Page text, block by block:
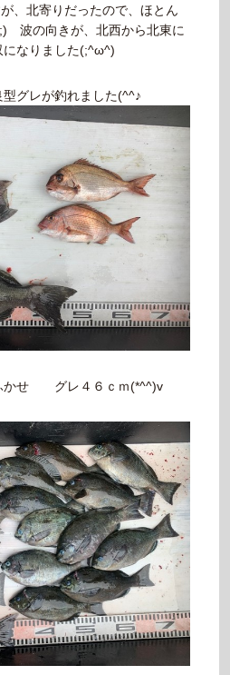
、北寄りだったので、ほとん
波の向きが、北西から北東に
になりました(;^ω^)
グレが釣れました(^^♪
せ グレ４６ｃｍ(*^^)v